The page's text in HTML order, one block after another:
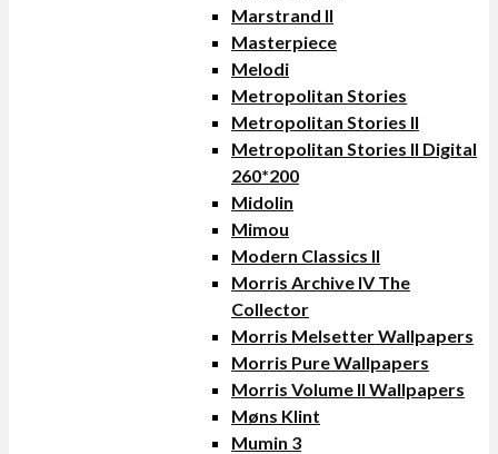
Marstrand II
Masterpiece
Melodi
Metropolitan Stories
Metropolitan Stories II
Metropolitan Stories II Digital
260*200
Midolin
Mimou
Modern Classics II
Morris Archive IV The
Collector
Morris Melsetter Wallpapers
Morris Pure Wallpapers
Morris Volume II Wallpapers
Møns Klint
Mumin 3